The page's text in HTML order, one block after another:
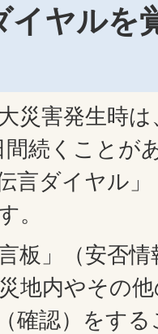
イヤルを
災害発生時
間続くことが
言ダイヤル
。
板」（安否
地内やその
確認）をす